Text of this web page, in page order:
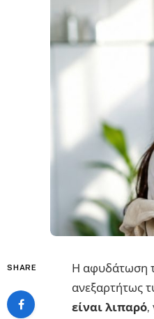
SHARE
Η αφυδάτωση
ανεξαρτήτως
είναι λιπαρό,